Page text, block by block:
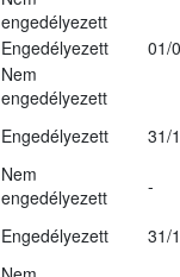
engedélyezett
Engedélyezett
01/
Nem
engedélyezett
Engedélyezett 31/
Nem
engedélyezett
-
Engedélyezett 31/